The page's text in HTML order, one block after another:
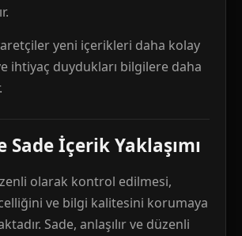
yeni içerikleri daha kolay
ihtiyaç duydukları bilgilere daha
Sade İçerik Yaklaşımı
olarak kontrol edilmesi,
ve bilgi kalitesini korumaya
Sade, anlaşılır ve düzenli